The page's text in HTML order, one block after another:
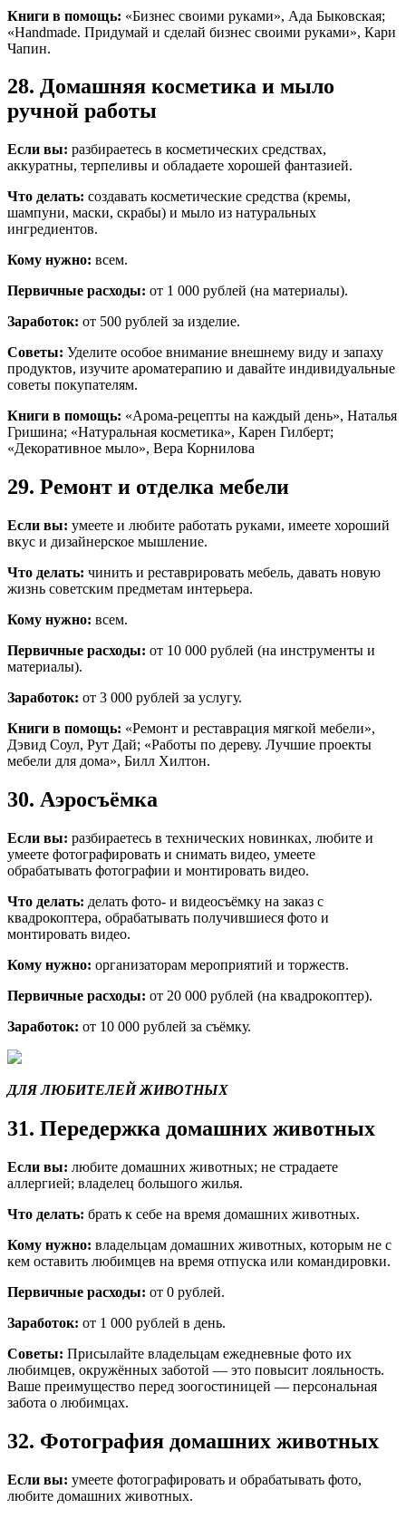
Книги в помощь: «Бизнес своими руками», Ада Быковская;
«Handmade. Придумай и сделай бизнес своими руками», Кари
Чапин.
28. Домашняя косметика и мыло
ручной работы
Если вы: разбираетесь в косметических средствах,
аккуратны, терпеливы и обладаете хорошей фантазией.
Что делать: создавать косметические средства (кремы,
шампуни, маски, скрабы) и мыло из натуральных
ингредиентов.
Кому нужно: всем.
Первичные расходы: от 1 000 рублей (на материалы).
Заработок: от 500 рублей за изделие.
Советы: Уделите особое внимание внешнему виду и запаху
продуктов, изучите ароматерапию и давайте индивидуальные
советы покупателям.
Книги в помощь: «Арома-рецепты на каждый день», Наталья
Гришина; «Натуральная косметика», Карен Гилберт;
«Декоративное мыло», Вера Корнилова
29. Ремонт и отделка мебели
Если вы: умеете и любите работать руками, имеете хороший
вкус и дизайнерское мышление.
Что делать: чинить и реставрировать мебель, давать новую
жизнь советским предметам интерьера.
Кому нужно: всем.
Первичные расходы: от 10 000 рублей (на инструменты и
материалы).
Заработок: от 3 000 рублей за услугу.
Книги в помощь: «Ремонт и реставрация мягкой мебели»,
Дэвид Соул, Рут Дай; «Работы по дереву. Лучшие проекты
мебели для дома», Билл Хилтон.
30. Аэросъёмка
Если вы: разбираетесь в технических новинках, любите и
умеете фотографировать и снимать видео, умеете
обрабатывать фотографии и монтировать видео.
Что делать: делать фото- и видеосъёмку на заказ с
квадрокоптера, обрабатывать получившиеся фото и
монтировать видео.
Кому нужно: организаторам мероприятий и торжеств.
Первичные расходы: от 20 000 рублей (на квадрокоптер).
Заработок: от 10 000 рублей за съёмку.
ДЛЯ ЛЮБИТЕЛЕЙ ЖИВОТНЫХ
31. Передержка домашних животных
Если вы: любите домашних животных; не страдаете
аллергией; владелец большого жилья.
Что делать: брать к себе на время домашних животных.
Кому нужно: владельцам домашних животных, которым не с
кем оставить любимцев на время отпуска или командировки.
Первичные расходы: от 0 рублей.
Заработок: от 1 000 рублей в день.
Советы: Присылайте владельцам ежедневные фото их
любимцев, окружённых заботой — это повысит лояльность.
Ваше преимущество перед зоогостиницей — персональная
забота о любимцах.
32. Фотография домашних животных
Если вы: умеете фотографировать и обрабатывать фото,
любите домашних животных.